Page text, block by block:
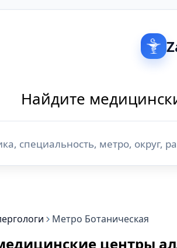
Найдите
Метро Ботаническая
центры